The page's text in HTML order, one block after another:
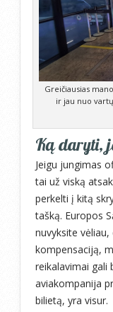
Greičiausias
ir jau nuo
Ką daryti,
Jeigu jungimas
tai už viską
perkelti į kitą
tašką. Europos
nuvyksite
kompensaciją,
reikalavimai gali
aviakompanija
bilietą, yra visur.